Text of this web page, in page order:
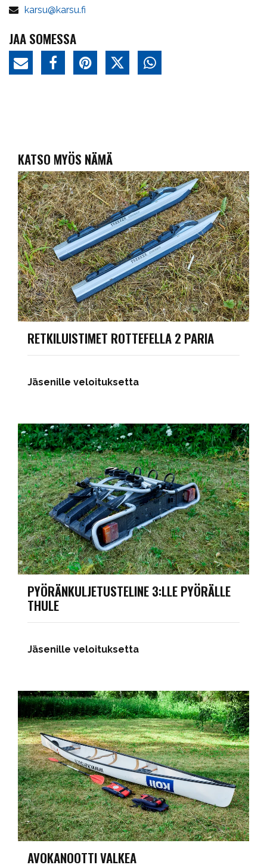
karsu@karsu.fi
JAA SOMESSA
KATSO MYÖS NÄMÄ
RETKILUISTIMET ROTTEFELLA 2 PARIA
Jäsenille veloituksetta
PYÖRÄNKULJETUSTELINE 3:LLE PYÖRÄLLE
THULE
Jäsenille veloituksetta
AVOKANOOTTI VALKEA